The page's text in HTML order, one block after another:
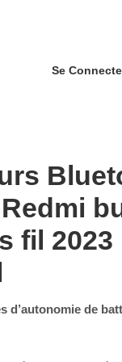
Se
fil 2023
d’autonomie de